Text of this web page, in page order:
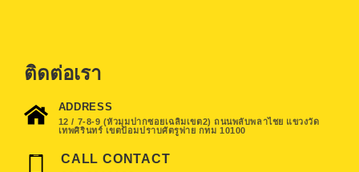
ติดต่อเรา
ADDRESS
12 / 7-8-9 (หัวมุมปากซอยเฉลิมเขต2) ถนนพลับพลาไชย แขวงวัด
เทพศิรินทร์ เขตป้อมปราบศัตรูพ่าย กทม 10100
CALL CONTACT